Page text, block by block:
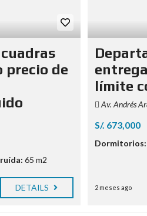
precio de
65 m2
DETAILS
límite
Av. Andrés
S/. 673,000
Dormitorios:
2 meses ago